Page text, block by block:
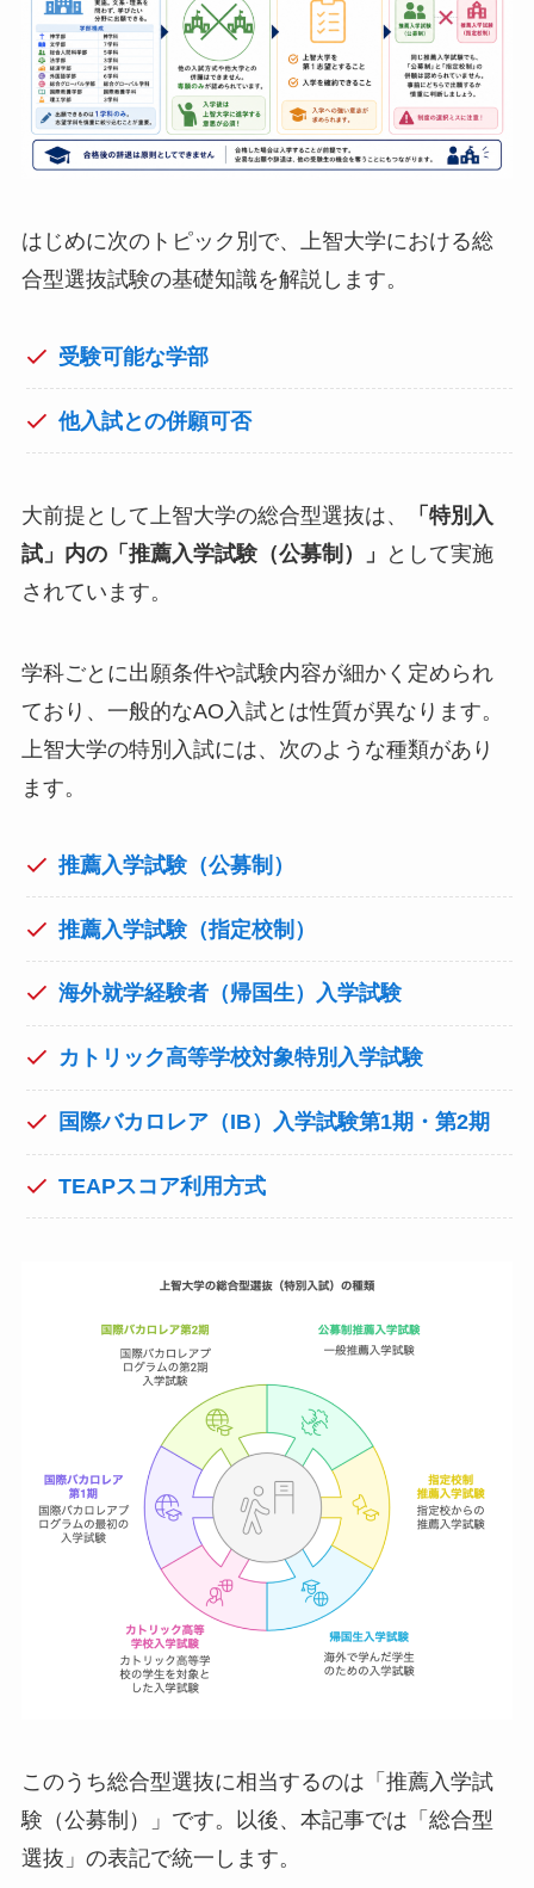
はじめに次のトピック別で、上智大学における総
合型選抜試験の基礎知識を解説します。
受験可能な学部
他入試との併願可否
大前提として上智大学の総合型選抜は、
「特別入
試」内の「推薦入学試験（公募制）」
として実施
されています。
学科ごとに出願条件や試験内容が細かく定められ
ており、一般的なAO入試とは性質が異なります。
上智大学の特別入試には、次のような種類があり
ます。
推薦入学試験（公募制）
推薦入学試験（指定校制）
海外就学経験者（帰国生）入学試験
カトリック高等学校対象特別入学試験
国際バカロレア（IB）入学試験第1期・第2期
TEAPスコア利用方式
このうち総合型選抜に相当するのは「推薦入学試
験（公募制）」です。以後、本記事では「総合型
選抜」の表記で統一します。